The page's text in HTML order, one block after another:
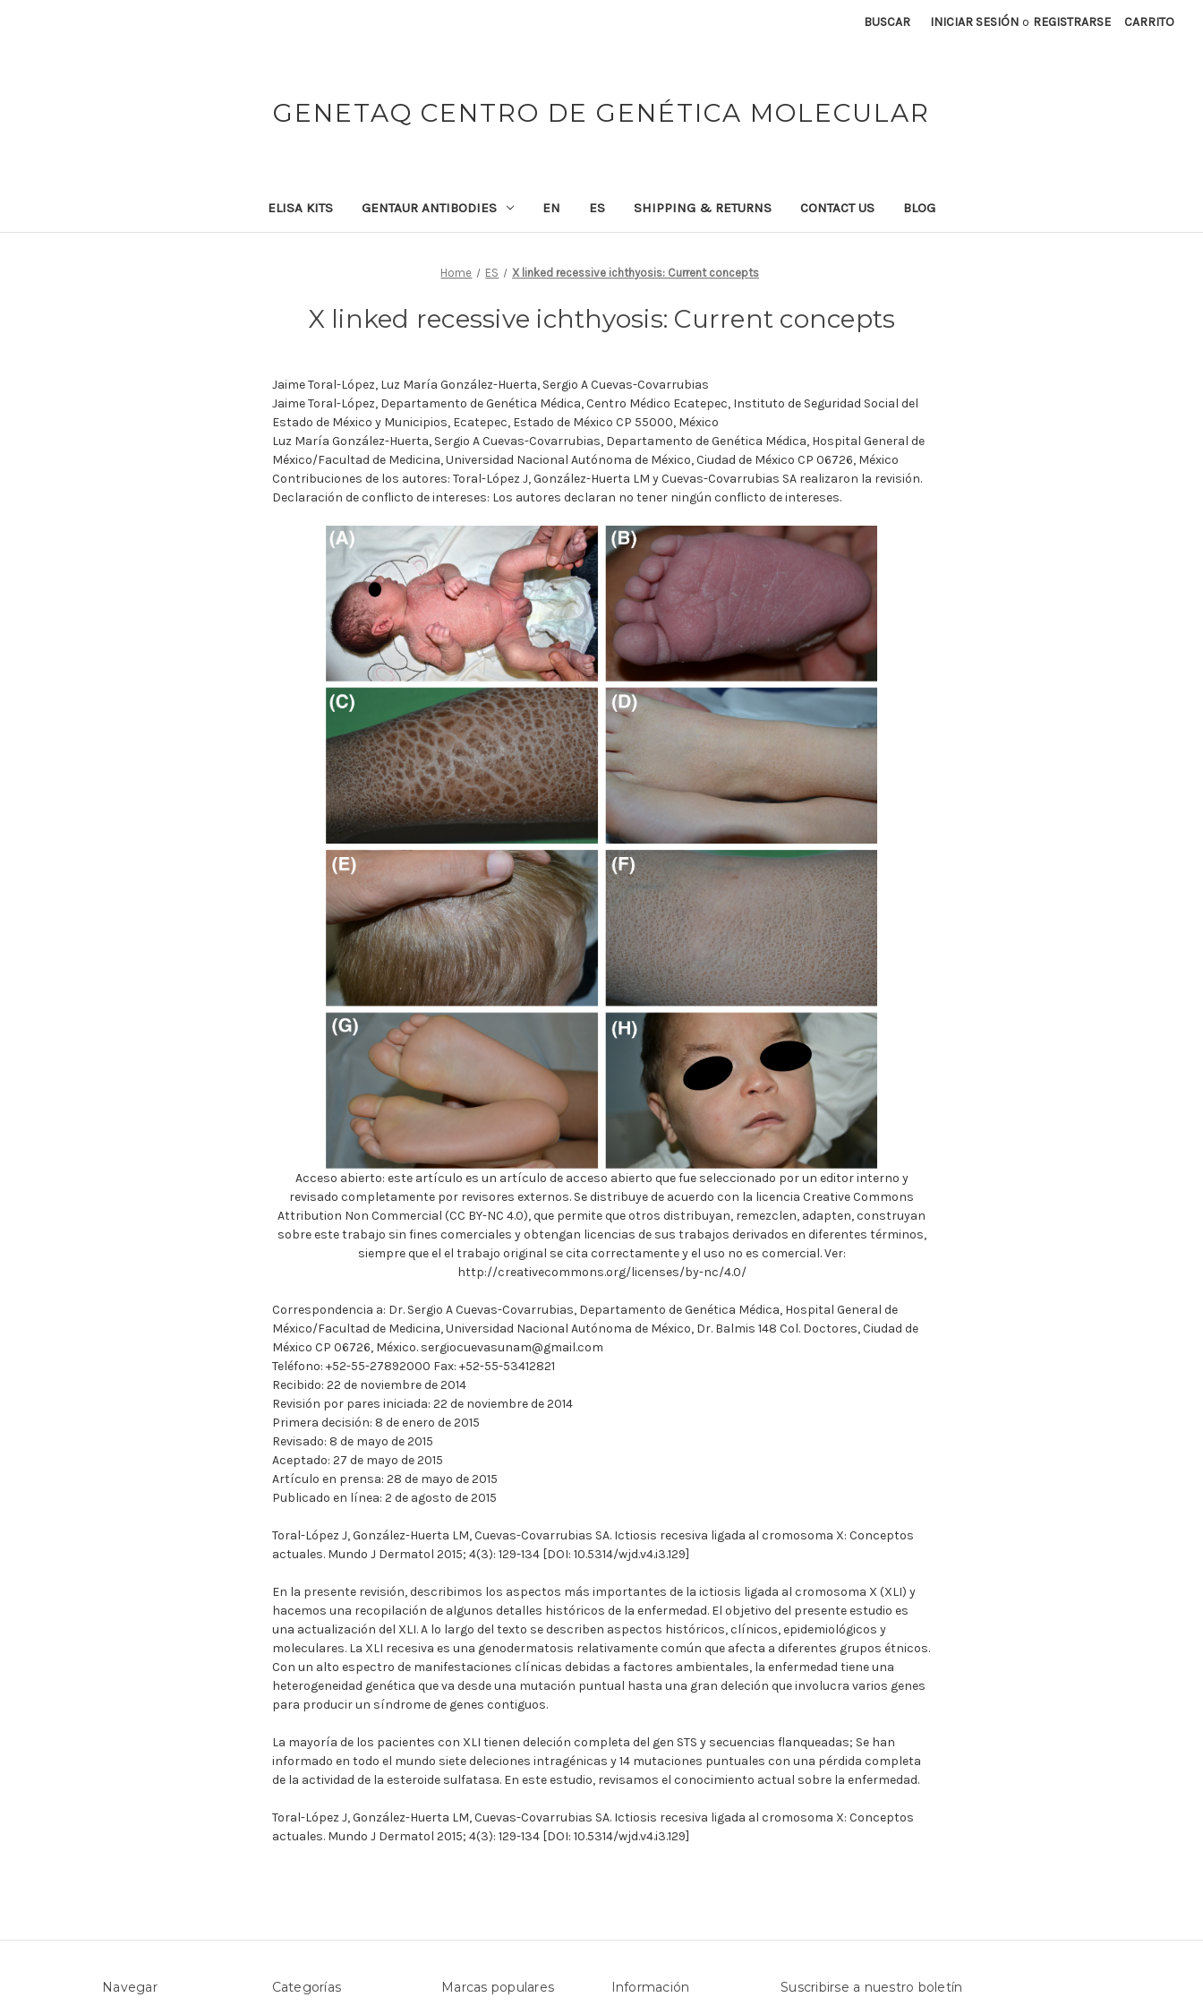
BUSCAR INICIAR SESIÓN o REGISTRARSE CARRITO
GENETAQ CENTRO DE GENÉTICA MOLECULAR
ELISA KITS GENTAUR ANTIBODIES EN ES SHIPPING & RETURNS CONTACT US BLOG
Home ES X linked recessive ichthyosis: Current concepts
X linked recessive ichthyosis: Current concepts
Jaime Toral-López, Luz María González-Huerta, Sergio A Cuevas-Covarrubias
Jaime Toral-López, Departamento de Genética Médica, Centro Médico Ecatepec, Instituto de Seguridad Social del
Estado de México y Municipios, Ecatepec, Estado de México CP 55000, México
Luz María González-Huerta, Sergio A Cuevas-Covarrubias, Departamento de Genética Médica, Hospital General de
México/Facultad de Medicina, Universidad Nacional Autónoma de México, Ciudad de México CP 06726, México
Contribuciones de los autores: Toral-López J, González-Huerta LM y Cuevas-Covarrubias SA realizaron la revisión.
Declaración de conflicto de intereses: Los autores declaran no tener ningún conflicto de intereses.
Acceso abierto: este artículo es un artículo de acceso abierto que fue seleccionado por un editor interno y
revisado completamente por revisores externos. Se distribuye de acuerdo con la licencia Creative Commons
Attribution Non Commercial (CC BY-NC 4.0), que permite que otros distribuyan, remezclen, adapten, construyan
sobre este trabajo sin fines comerciales y obtengan licencias de sus trabajos derivados en diferentes términos,
siempre que el el trabajo original se cita correctamente y el uso no es comercial. Ver:
http://creativecommons.org/licenses/by-nc/4.0/
Correspondencia a: Dr. Sergio A Cuevas-Covarrubias, Departamento de Genética Médica, Hospital General de
México/Facultad de Medicina, Universidad Nacional Autónoma de México, Dr. Balmis 148 Col. Doctores, Ciudad de
México CP 06726, México. sergiocuevasunam@gmail.com
Teléfono: +52-55-27892000 Fax: +52-55-53412821
Recibido: 22 de noviembre de 2014
Revisión por pares iniciada: 22 de noviembre de 2014
Primera decisión: 8 de enero de 2015
Revisado: 8 de mayo de 2015
Aceptado: 27 de mayo de 2015
Artículo en prensa: 28 de mayo de 2015
Publicado en línea: 2 de agosto de 2015
Toral-López J, González-Huerta LM, Cuevas-Covarrubias SA. Ictiosis recesiva ligada al cromosoma X: Conceptos
actuales. Mundo J Dermatol 2015; 4(3): 129-134 [DOI: 10.5314/wjd.v4.i3.129]
En la presente revisión, describimos los aspectos más importantes de la ictiosis ligada al cromosoma X (XLI) y
hacemos una recopilación de algunos detalles históricos de la enfermedad. El objetivo del presente estudio es
una actualización del XLI. A lo largo del texto se describen aspectos históricos, clínicos, epidemiológicos y
moleculares. La XLI recesiva es una genodermatosis relativamente común que afecta a diferentes grupos étnicos.
Con un alto espectro de manifestaciones clínicas debidas a factores ambientales, la enfermedad tiene una
heterogeneidad genética que va desde una mutación puntual hasta una gran deleción que involucra varios genes
para producir un síndrome de genes contiguos.
La mayoría de los pacientes con XLI tienen deleción completa del gen STS y secuencias flanqueadas; Se han
informado en todo el mundo siete deleciones intragénicas y 14 mutaciones puntuales con una pérdida completa
de la actividad de la esteroide sulfatasa. En este estudio, revisamos el conocimiento actual sobre la enfermedad.
Toral-López J, González-Huerta LM, Cuevas-Covarrubias SA. Ictiosis recesiva ligada al cromosoma X: Conceptos
actuales. Mundo J Dermatol 2015; 4(3): 129-134 [DOI: 10.5314/wjd.v4.i3.129]
Navegar Categorías Marcas populares Información Suscribirse a nuestro boletín